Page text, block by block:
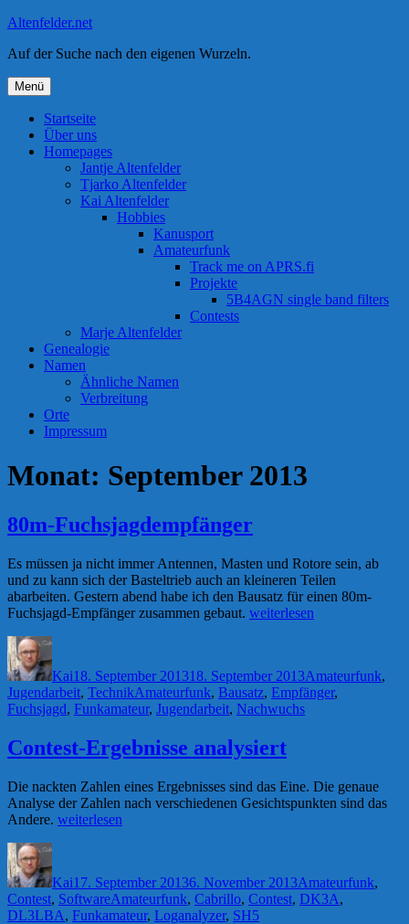
Zum
springen
Altenfelder.net
Auf der Suche nach den eigenen Wurzeln.
Menü
Startseite
Über uns
Homepages
Jantje Altenfelder
Tjarko Altenfelder
Kai Altenfelder
Hobbies
Kanusport
Amateurfunk
Track me on APRS.fi
Projekte
5B4AGN single band filters
Contests
Marje Altenfelder
Genealogie
Namen
Ähnliche Namen
Verbreitung
Orte
Impressum
Monat: September 2013
80m-Fuchsjagdempfänger
Es müssen ja nicht immer Antennen, Masten und Rotore sein, ab
und zu kann sich der Basteltrieb auch an kleineren Teilen
abarbeiten. Gestern abend habe ich den Bausatz für einen 80m-
Fuchsjagd-Empfänger zusammen gebaut. „80m-
weiterlesen
Autor
Kai18. September 201318. September 2013Amateurfunk,
Jugendarbeit, TechnikSchlagwörter
Amateurfunk, Bausatz, Empfänger,
Fuchsjagd, Funkamateur, Jugendarbeit, Nachwuchs
Contest-Ergebnisse analysiert
Die nackten Zahlen eines Ergebnisses sind das Eine. Die genaue
Analyse der Zahlen nach verschiedenen Gesichtspunkten sind das
Andere. „Contest-
weiterlesen
Autor
Kai17. September 20136. November 2013Amateurfunk,
Contest, SoftwareSchlagwörter
Amateurfunk, Cabrillo, Contest, DK3A,
DL3LBA, Funkamateur, Loganalyzer, SH5